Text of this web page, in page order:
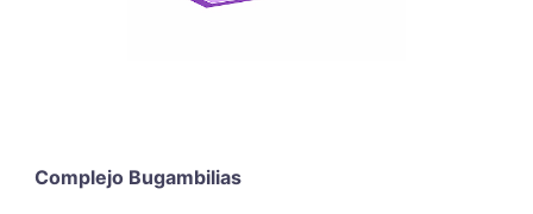
Complejo Bugambilias